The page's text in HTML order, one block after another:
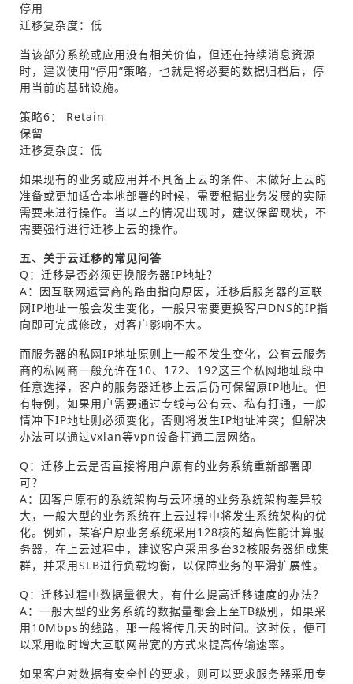
停用
迁移复杂度：低
当该部分系统或应用没有相关价值，但还在持续消息资源
时，建议使用“停用”策略，也就是将必要的数据归档后，停
用当前的基础设施。
策略6： Retain
保留
迁移复杂度：低
如果现有的业务或应用并不具备上云的条件、未做好上云的
准备或更加适合本地部署的时候，需要根据业务发展的实际
需要来进行操作。当以上的情况出现时，建议保留现状，不
需要强行进行迁移上云的操作。
五、关于云迁移的常见问答
Q：迁移是否必须更换服务器IP地址？
A：因互联网运营商的路由指向原因，迁移后服务器的互联
网IP地址一般会发生变化，一般只需要更换客户DNS的IP指
向即可完成修改，对客户影响不大。
而服务器的私网IP地址原则上一般不发生变化，公有云服务
商的私网商一般允许在10、172、192这三个私网地址段中
任意选择，客户的服务器迁移上云后仍可保留原IP地址。但
有特例，如果用户需要通过专线与公有云、私有打通，一般
情冲下IP地址则必须变化，否则将发生IP地址冲突；但解决
办法可以通过vxlan等vpn设备打通二层网络。
Q：迁移上云是否直接将用户原有的业务系统重新部署即
可？
A：因客户原有的系统架构与云环境的业务系统架构差异较
大，一般大型的业务系统在上云过程中将发生系统架构的优
化。例如，某客户原业务系统采用128核的超高性能计算服
务器，在上云过程中，建议客户采用多台32核服务器组成集
群，并采用SLB进行负载均衡，以保障业务的平滑扩展性。
Q：迁移过程中数据量很大，有什么提高迁移速度的办法？
A：一般大型的业务系统的数据量都会上至TB级别，如果采
用10Mbps的线路，那一般将传几天的时间。这时侯，便可
以采用临时增大互联网带宽的方式来提高传输速率。
如果客户对数据有安全性的要求，则可以要求服务器采用专